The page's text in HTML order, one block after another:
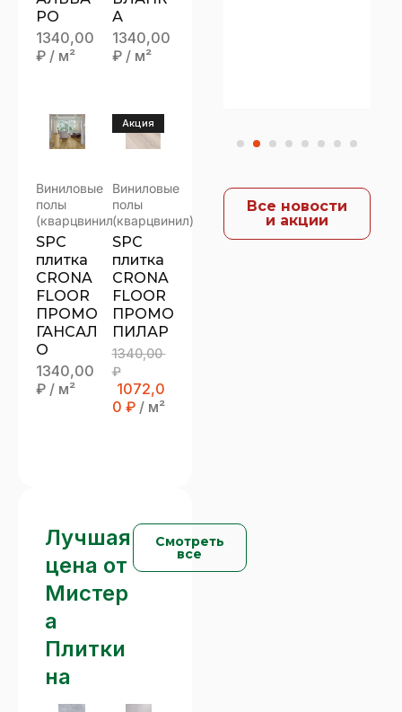
РО
1340,00
₽ / м²
А
1340,00
₽ / м²
Виниловые
полы
(кварцвинил)
SPC
плитка
CRONA
FLOOR
ПРОМО
ГАНСАЛ
О
1340,00
₽ / м²
Акция
Виниловые
полы
(кварцвинил)
SPC
плитка
CRONA
FLOOR
ПРОМО
ПИЛАР
1340,00
₽
1072,0
0 ₽ / м²
Лучшая
цена от
Мистер
а
Плитки
на
Смотреть
все
СЕЙЧА
Все новости
и акции